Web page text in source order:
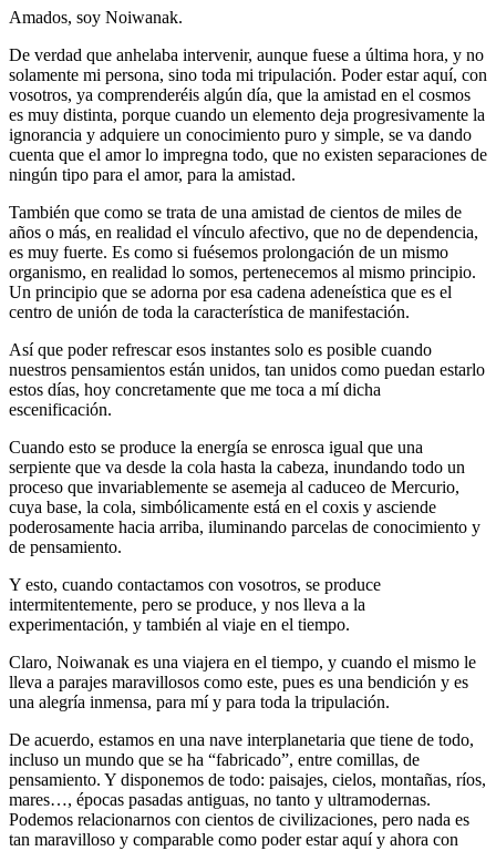
Amados, soy Noiwanak.
De verdad que anhelaba intervenir, aunque fuese a última hora, y no
solamente mi persona, sino toda mi tripulación. Poder estar aquí, con
vosotros, ya comprenderéis algún día, que la amistad en el cosmos
es muy distinta, porque cuando un elemento deja progresivamente la
ignorancia y adquiere un conocimiento puro y simple, se va dando
cuenta que el amor lo impregna todo, que no existen separaciones de
ningún tipo para el amor, para la amistad.
También que como se trata de una amistad de cientos de miles de
años o más, en realidad el vínculo afectivo, que no de dependencia,
es muy fuerte. Es como si fuésemos prolongación de un mismo
organismo, en realidad lo somos, pertenecemos al mismo principio.
Un principio que se adorna por esa cadena adeneística que es el
centro de unión de toda la característica de manifestación.
Así que poder refrescar esos instantes solo es posible cuando
nuestros pensamientos están unidos, tan unidos como puedan estarlo
estos días, hoy concretamente que me toca a mí dicha
escenificación.
Cuando esto se produce la energía se enrosca igual que una
serpiente que va desde la cola hasta la cabeza, inundando todo un
proceso que invariablemente se asemeja al caduceo de Mercurio,
cuya base, la cola, simbólicamente está en el coxis y asciende
poderosamente hacia arriba, iluminando parcelas de conocimiento y
de pensamiento.
Y esto, cuando contactamos con vosotros, se produce
intermitentemente, pero se produce, y nos lleva a la
experimentación, y también al viaje en el tiempo.
Claro, Noiwanak es una viajera en el tiempo, y cuando el mismo le
lleva a parajes maravillosos como este, pues es una bendición y es
una alegría inmensa, para mí y para toda la tripulación.
De acuerdo, estamos en una nave interplanetaria que tiene de todo,
incluso un mundo que se ha “fabricado”, entre comillas, de
pensamiento. Y disponemos de todo: paisajes, cielos, montañas, ríos,
mares…, épocas pasadas antiguas, no tanto y ultramodernas.
Podemos relacionarnos con cientos de civilizaciones, pero nada es
tan maravilloso y comparable como poder estar aquí y ahora con